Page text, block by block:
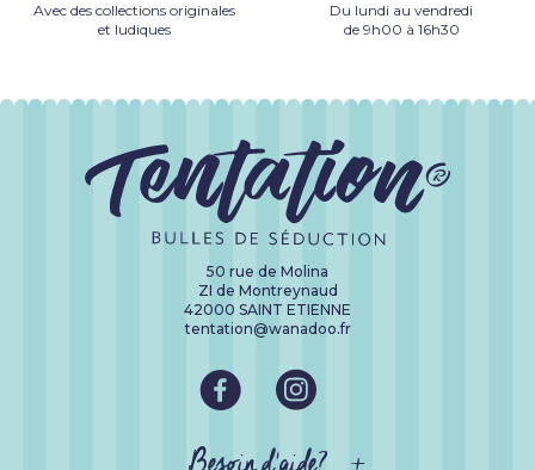
Avec des collections originales
et ludiques
Du lundi au vendredi
de 9h00 à 16h30
50 rue de Molina
ZI de Montreynaud
42000 SAINT ETIENNE
tentation@wanadoo.fr
Besoin d'aide?